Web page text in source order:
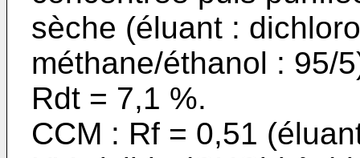
sèche (éluant :
méthane/éthanol : 95/
Rdt = 7,1 %.
CCM : Rf = 0,51